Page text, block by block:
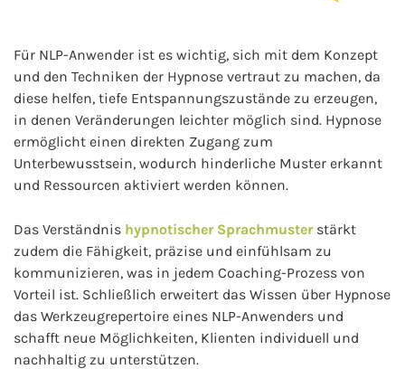
Für NLP-Anwender ist es wichtig, sich mit dem Konzept
und den Techniken der Hypnose vertraut zu machen, da
diese helfen, tiefe Entspannungszustände zu erzeugen,
in denen Veränderungen leichter möglich sind. Hypnose
ermöglicht einen direkten Zugang zum
Unterbewusstsein, wodurch hinderliche Muster erkannt
und Ressourcen aktiviert werden können.
Das Verständnis hypnotischer Sprachmusterstärkt
zudem die Fähigkeit, präzise und einfühlsam zu
kommunizieren, was in jedem Coaching-Prozess von
Vorteil ist. Schließlich erweitert das Wissen über Hypnose
das Werkzeugrepertoire eines NLP-Anwenders und
schafft neue Möglichkeiten, Klienten individuell und
nachhaltig zu unterstützen.